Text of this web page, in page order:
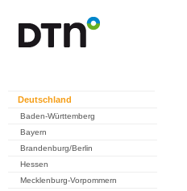
Deutschland
Baden-Württemberg
Bayern
Brandenburg/Berlin
Hessen
Mecklenburg-Vorpommern